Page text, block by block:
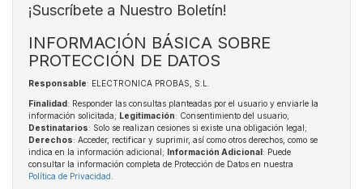
¡Suscríbete a Nuestro Boletín!
INFORMACIÓN BÁSICA SOBRE
PROTECCIÓN DE DATOS
Responsable: ELECTRONICA PROBAS, S.L.
Finalidad: Responder las consultas planteadas por el usuario y enviarle la
información solicitada; Legitimación: Consentimiento del usuario;
Destinatarios: Solo se realizan cesiones si existe una obligación legal;
Derechos: Acceder, rectificar y suprimir, así como otros derechos, como se
indica en la información adicional; Información Adicional: Puede
consultar la información completa de Protección de Datos en nuestra
Política de Privacidad